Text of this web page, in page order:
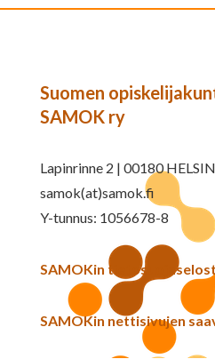
Suomen
SAMOK ry
Lapinrinne 2 | 00180
samok(at)samok.fi
Y-tunnus: 1056678-8
SAMOKin
SAMOKin nettisivujen